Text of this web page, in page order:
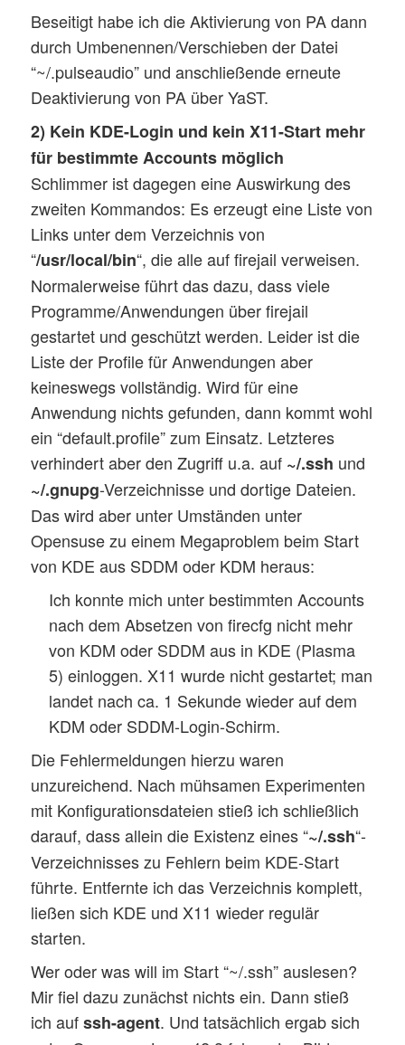
Beseitigt habe ich die Aktivierung von PA dann
durch Umbenennen/Verschieben der Datei
“~/.pulseaudio” und anschließende erneute
Deaktivierung von PA über YaST.
2) Kein KDE-Login und kein X11-Start mehr
für bestimmte Accounts möglich
Schlimmer ist dagegen eine Auswirkung des
zweiten Kommandos: Es erzeugt eine Liste von
Links unter dem Verzeichnis von
“/usr/local/bin“, die alle auf firejail verweisen.
Normalerweise führt das dazu, dass viele
Programme/Anwendungen über firejail
gestartet und geschützt werden. Leider ist die
Liste der Profile für Anwendungen aber
keineswegs vollständig. Wird für eine
Anwendung nichts gefunden, dann kommt wohl
ein “default.profile” zum Einsatz. Letzteres
verhindert aber den Zugriff u.a. auf ~/.ssh und
~/.gnupg-Verzeichnisse und dortige Dateien.
Das wird aber unter Umständen unter
Opensuse zu einem Megaproblem beim Start
von KDE aus SDDM oder KDM heraus:
Ich konnte mich unter bestimmten Accounts
nach dem Absetzen von firecfg nicht mehr
von KDM oder SDDM aus in KDE (Plasma
5) einloggen. X11 wurde nicht gestartet; man
landet nach ca. 1 Sekunde wieder auf dem
KDM oder SDDM-Login-Schirm.
Die Fehlermeldungen hierzu waren
unzureichend. Nach mühsamen Experimenten
mit Konfigurationsdateien stieß ich schließlich
darauf, dass allein die Existenz eines “~/.ssh“-
Verzeichnisses zu Fehlern beim KDE-Start
führte. Entfernte ich das Verzeichnis komplett,
ließen sich KDE und X11 wieder regulär
starten.
Wer oder was will im Start “~/.ssh” auslesen?
Mir fiel dazu zunächst nichts ein. Dann stieß
ich aufssh-agent. Und tatsächlich ergab sich